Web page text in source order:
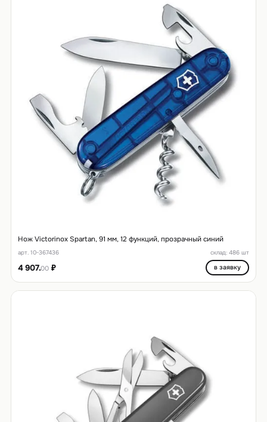
Нож Victorinox Spartan, 91 мм, 12 функций, прозрачный синий
арт. 10-367436 склад: 486 шт
4 907.00₽ в заявку